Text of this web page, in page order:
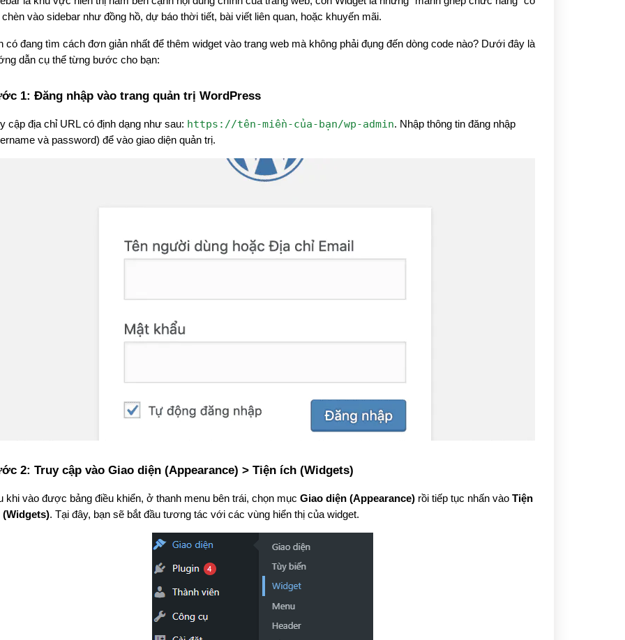
chèn vào sidebar như đồng hồ, dự báo thời tiết, bài viết liên quan, hoặc khuyến mãi.
có đang tìm cách đơn giản nhất để thêm widget vào trang web mà không phải đụng đến dòng code nào? Dưới đây là
dẫn cụ thể từng bước cho bạn:
1: Đăng nhập vào trang quản trị WordPress
cập địa chỉ URL có định dạng như sau: https://tên-miền-của-bạn/wp-admin. Nhập thông tin đăng nhập
và password) để vào giao diện quản trị.
2: Truy cập vào Giao diện (Appearance) > Tiện ích (Widgets)
khi vào được bảng điều khiển, ở thanh menu bên trái, chọn mục Giao diện (Appearance) rồi tiếp tục nhấn vào Tiện
(Widgets). Tại đây, bạn sẽ bắt đầu tương tác với các vùng hiển thị của widget.